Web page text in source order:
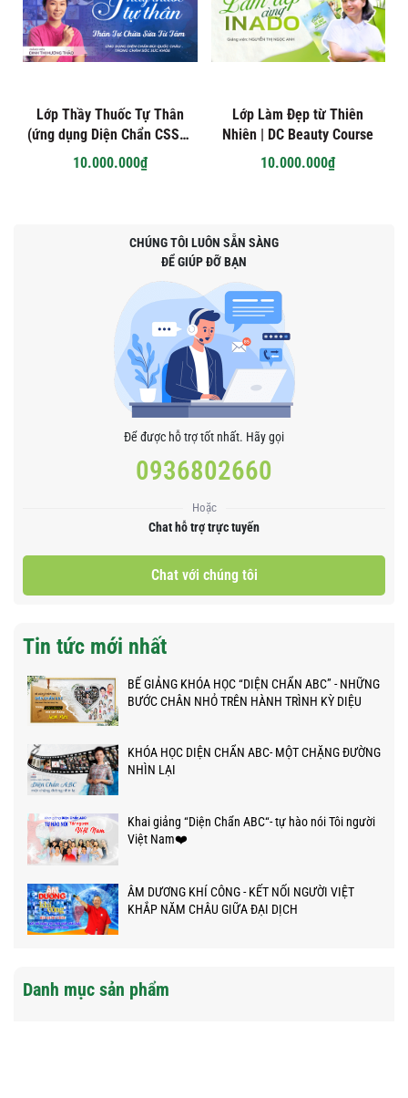
Lớp Thầy Thuốc Tự Thân
(ứng dụng Diện Chẩn CSSK)
- Giảng viên Đinh Thị
Hương Thảo | Basic Dien
10.000.000₫
Lớp Làm Đẹp từ Thiên
Nhiên | DC Beauty Course
10.000.000₫
CHÚNG TÔI LUÔN SẴN SÀNG
ĐỂ GIÚP ĐỠ BẠN
Để được hỗ trợ tốt nhất. Hãy gọi
0936802660
Hoặc
Chat hỗ trợ trực tuyến
Chat với chúng tôi
Tin tức mới nhất
BẾ GIẢNG KHÓA HỌC “DIỆN CHẨN ABC” - NHỮNG
BƯỚC CHÂN NHỎ TRÊN HÀNH TRÌNH KỲ DIỆU
KHÓA HỌC DIỆN CHẨN ABC- MỘT CHẶNG ĐƯỜNG
NHÌN LẠI
Khai giảng “Diện Chẩn ABC“- tự hào nói Tôi người
Việt Nam❤️
ÂM DƯƠNG KHÍ CÔNG - KẾT NỐI NGƯỜI VIỆT
KHẮP NĂM CHÂU GIỮA ĐẠI DỊCH
Danh mục sản phẩm